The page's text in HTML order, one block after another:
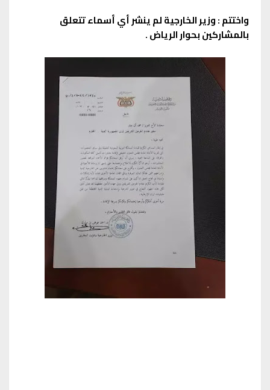
واختتم : وزير الخارجية لم ينشر أي أسماء تتعلق
بالمشاركين بحوار الرياض .